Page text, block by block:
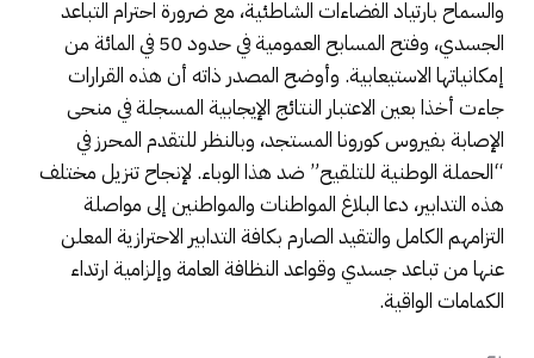
والسماح بارتياد الفضاءات الشاطئية، مع ضرورة احترام التباعد
الجسدي، وفتح المسابح العمومية في حدود 50 في المائة من
إمكانياتها الاستيعابية. وأوضح المصدر ذاته أن هذه القرارات
جاءت أخذا بعين الاعتبار النتائج الإيجابية المسجلة في منحى
الإصابة بفيروس كورونا المستجد، وبالنظر للتقدم المحرز في
“الحملة الوطنية للتلقيح” ضد هذا الوباء. لإنجاح تنزيل مختلف
هذه التدابير، دعا البلاغ المواطنات والمواطنين إلى مواصلة
التزامهم الكامل والتقيد الصارم بكافة التدابير الاحترازية المعلن
عنها من تباعد جسدي وقواعد النظافة العامة وإلزامية ارتداء
الكمامات الواقية.